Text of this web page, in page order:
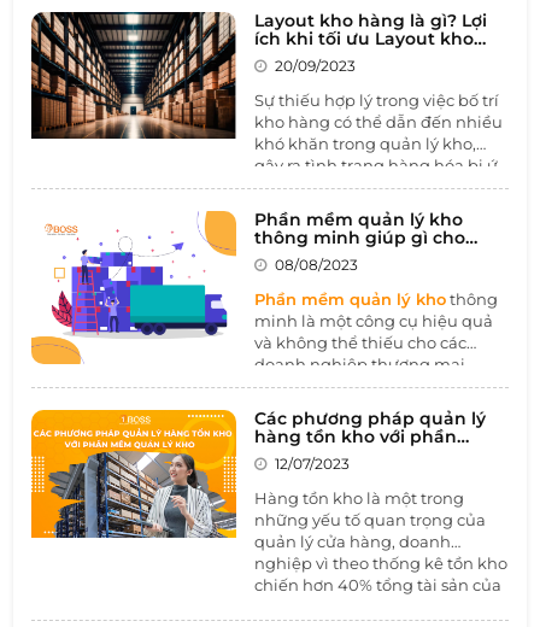
một giải pháp hữu ích giúp tối
ưu hóa việc quản lý và lưu trữ
lượng lớn sản phẩm hoặc hàng
tồn kho của họ.
Layout kho hàng là gì? Lợi
ích khi tối ưu Layout kho
hàng
20/09/2023
Sự thiếu hợp lý trong việc bố trí
kho hàng có thể dẫn đến nhiều
khó khăn trong quản lý kho,
gây ra tình trạng hàng hóa bị ứ
đọng, hư hỏng, và thất thoát.
Trái lại, việc thiết kế và bố trí
layout kho hàng thông minh có
thể giúp tối ưu hóa quy trình
làm việc, đẩy nhanh thời gian
xử lý đơn hàng, cải thiện lưu trữ
hàng hóa và đảm bảo an toàn
trong việc đóng gói. Vậylayout
kho hànglà gì và lợi ích khi tối
dưới đây
Phần mềm quản lý kho
thông minh giúp gì cho
doanh nghiệp thương mại -
phân phối
08/08/2023
Phần mềm quản lý khothông
minh là một công cụ hiệu quả
và không thể thiếu cho các
doanh nghiệp thương mại
phân phối. Với tính năng đa
dạng và tiên tiến, phần mềm
mang lại nhiều lợi ích vượt trội
giúp cải thiện quy trình quản lý
kho, tối ưu hóa hoạt động kinh
doanh và tăng cường năng suất
hoạt động kho cho doanh
nghiệp.
Các phương pháp quản lý
hàng tồn kho với phần
mềm quản lý kho
12/07/2023
Hàng tồn kho là một trong
những yếu tố quan trọng của
quản lý cửa hàng, doanh
nghiệp vì theo thống kê tồn kho
chiến hơn 40% tổng tài sản của